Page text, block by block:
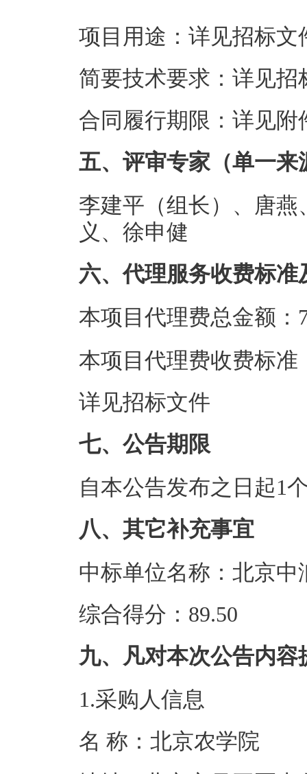
项目用途：详见招标文
简要技术要求：详见招
合同履行期限：详见附
五、评审专家（单一
李建平（组长）、唐
义、徐申健
六、代理服务收费标准
本项目代理费总金额：
本项目代理费收费标准
详见招标文件
七、公告期限
自本公告发布之日起1
八、其它补充事宜
中标单位名称：北京
综合得分：89.50
九、凡对本次公告内
1.采购人信息
名 称：北京农